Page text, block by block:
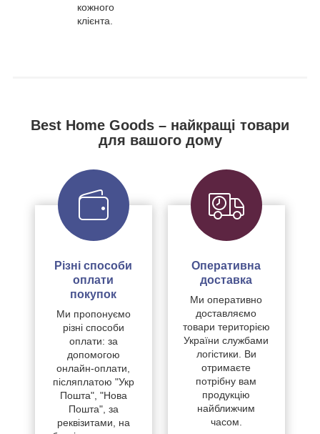
кожного
клієнта.
Best Home Goods – найкращі товари
для вашого дому
Різні способи
оплати
покупок
Ми пропонуємо
різні способи
оплати: за
допомогою
онлайн-оплати,
післяплатою "Укр
Пошта", "Нова
Пошта", за
реквізитами, на
Оперативна
доставка
Ми оперативно
доставляємо
товари територією
України службами
логістики. Ви
отримаєте
потрібну вам
продукцію
найближчим
часом.